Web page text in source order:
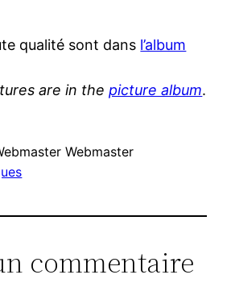
qualité sont dans l’album
are in thepicture album.
Webmaster
commentaire